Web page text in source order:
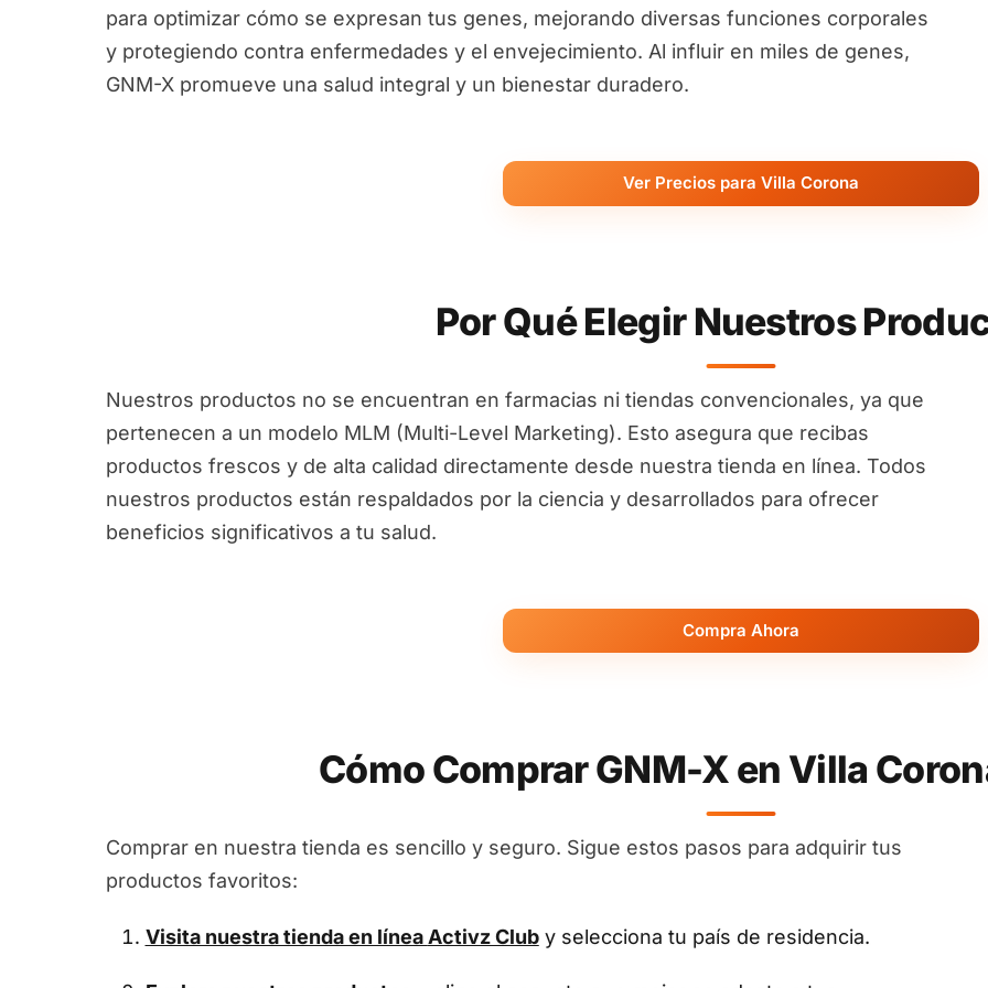
para optimizar cómo se expresan tus genes, mejorando diversas funciones corporales
y protegiendo contra enfermedades y el envejecimiento. Al influir en miles de genes,
GNM-X promueve una salud integral y un bienestar duradero.
Ver Precios para Villa Corona
Por Qué Elegir Nuestros
Nuestros productos no se encuentran en farmacias ni tiendas convencionales, ya que
pertenecen a un modelo MLM (Multi-Level Marketing). Esto asegura que recibas
productos frescos y de alta calidad directamente desde nuestra tienda en línea. Todos
nuestros productos están respaldados por la ciencia y desarrollados para ofrecer
beneficios significativos a tu salud.
Compra Ahora
Cómo Comprar GNM-X en Villa
Comprar en nuestra tienda es sencillo y seguro. Sigue estos pasos para adquirir tus
productos favoritos:
Visita nuestra tienda en línea Activz Cluby selecciona tu país de residencia.